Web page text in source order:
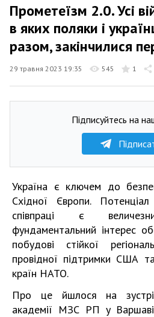
Прометеїзм 2.0. Усі
в яких поляки і
разом, закінчилися
29 травня 2023 19:35 545 1
Підписуйтесь на
Україна є ключем до
Східної Європи. Потенціал
співпраці є
фундаментальний інтерес
побудові стійкої
провідної підтримки США
країн НАТО.
Про це йшлося на
академії МЗС РП у